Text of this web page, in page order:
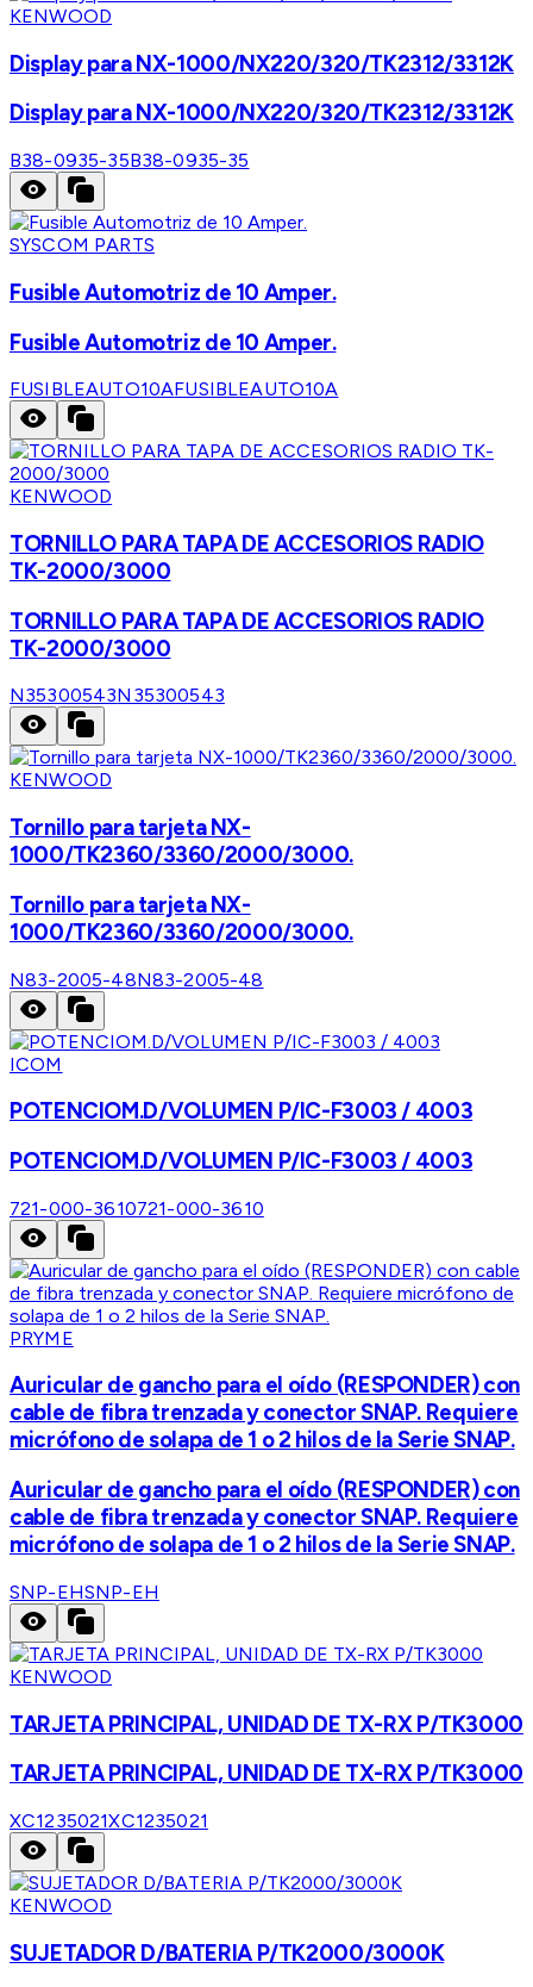
KENWOOD
Display para NX-1000/NX220/320/TK2312/3312K
Display para NX-1000/NX220/320/TK2312/3312K
B38-0935-35B38-0935-35
SYSCOM PARTS
Fusible Automotriz de 10 Amper.
Fusible Automotriz de 10 Amper.
FUSIBLEAUTO10AFUSIBLEAUTO10A
KENWOOD
TORNILLO PARA TAPA DE ACCESORIOS RADIO
TK-2000/3000
TORNILLO PARA TAPA DE ACCESORIOS RADIO
TK-2000/3000
N35300543N35300543
KENWOOD
Tornillo para tarjeta NX-
1000/TK2360/3360/2000/3000.
Tornillo para tarjeta NX-
1000/TK2360/3360/2000/3000.
N83-2005-48N83-2005-48
ICOM
POTENCIOM.D/VOLUMEN P/IC-F3003 / 4003
POTENCIOM.D/VOLUMEN P/IC-F3003 / 4003
721-000-3610721-000-3610
PRYME
Auricular de gancho para el oído (RESPONDER) con
cable de fibra trenzada y conector SNAP. Requiere
micrófono de solapa de 1 o 2 hilos de la Serie SNAP.
Auricular de gancho para el oído (RESPONDER) con
cable de fibra trenzada y conector SNAP. Requiere
micrófono de solapa de 1 o 2 hilos de la Serie SNAP.
SNP-EHSNP-EH
KENWOOD
TARJETA PRINCIPAL, UNIDAD DE TX-RX P/TK3000
TARJETA PRINCIPAL, UNIDAD DE TX-RX P/TK3000
XC1235021XC1235021
KENWOOD
SUJETADOR D/BATERIA P/TK2000/3000K